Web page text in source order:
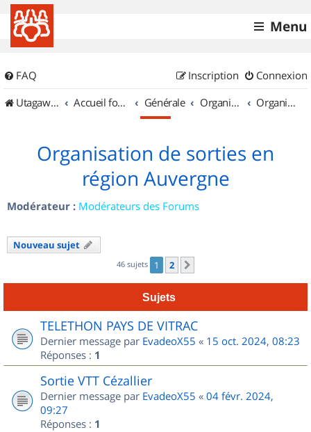
Menu
FAQ Connexion
Inscription
UtagawaVTT (Randos VTT et VTTAE avec traces GPS)
Accueil forum Générale Organisation de sorties & Recherche de partenaires Organisation de sorties en région Auvergne
Organisation de sorties en
région Auvergne
Modérateur : Modérateurs des Forums
Nouveau sujet
46 sujets 1 2
Sujets
TELETHON PAYS DE VITRAC
Dernier message par EvadeoX55 « 15 oct. 2024, 08:23
Réponses : 1
Sortie VTT Cézallier
Dernier message par EvadeoX55 « 04 févr. 2024,
09:27
Réponses : 1